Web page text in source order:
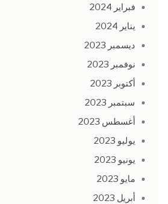
فبراير 2024
يناير 2024
ديسمبر 2023
نوفمبر 2023
أكتوبر 2023
سبتمبر 2023
أغسطس 2023
يوليو 2023
يونيو 2023
مايو 2023
أبريل 2023